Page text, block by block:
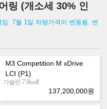
링 (개소세 30% 인
. 7월 1일 차량가격이 변동됨. 변
M3 Competition M xDrive
LCI (P1)
가솔린 7.9㎞/ℓ
137,200,000원